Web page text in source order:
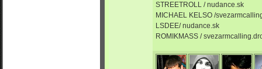
STREETROLL / nudance.sk
MICHAEL KELSO /
LSDEE/ nudance.sk
ROMIKMASS /